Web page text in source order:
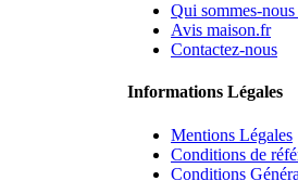
Qui sommes-nous
Avis maison.fr
Contactez-nous
Informations Légales
Mentions Légales
Conditions de
Conditions